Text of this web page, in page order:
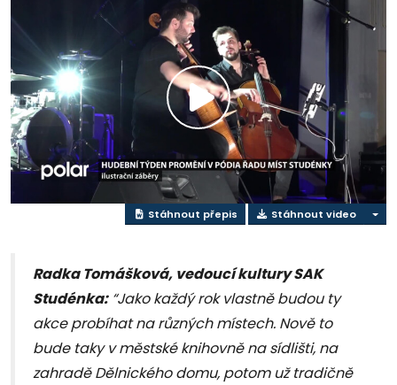
Přehrát
video
Stáhnout přepis Stáhnout video
Radka Tomášková, vedoucí kultury SAK
Studénka:“Jako každý rok vlastně budou ty
akce probíhat na různých místech. Nově to
bude taky v městské knihovně na sídlišti, na
zahradě Dělnického domu, potom už tradičně